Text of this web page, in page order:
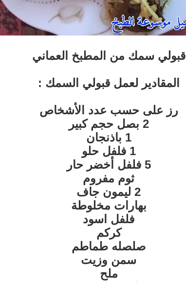
قبولي سمك من المطبخ العماني
المقادير لعمل قبولي السمك :
رز على حسب عدد الأشخاص
2 بصل حجم كبير
1 باذنجان
1 فلفل حلو
5 فلفل أخضر حار
ثوم مفروم
2 ليمون جاف
بهارات مخلوطة
فلفل اسود
كركم
صلصله طماطم
سمن وزيت
ملح